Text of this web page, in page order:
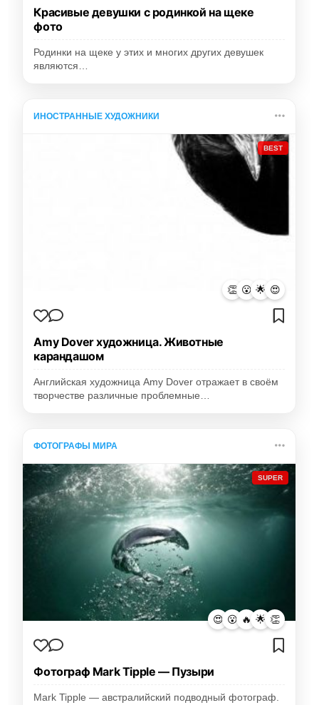
Красивые девушки с родинкой на щеке
фото
Родинки на щеке у этих и многих других девушек
являются…
ИНОСТРАННЫЕ ХУДОЖНИКИ
BEST
👏 😮 🌟 😍
Amy Dover художница. Животные
карандашом
Английская художница Amy Dover отражает в своём
творчестве различные проблемные…
ФОТОГРАФЫ МИРА
SUPER
😍 😮 🔥 🌟 👏
Фотограф Mark Tipple — Пузыри
Mark Tipple — австралийский подводный фотограф.